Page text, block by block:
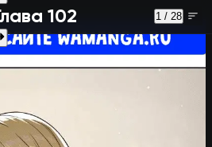
102 1 / 28